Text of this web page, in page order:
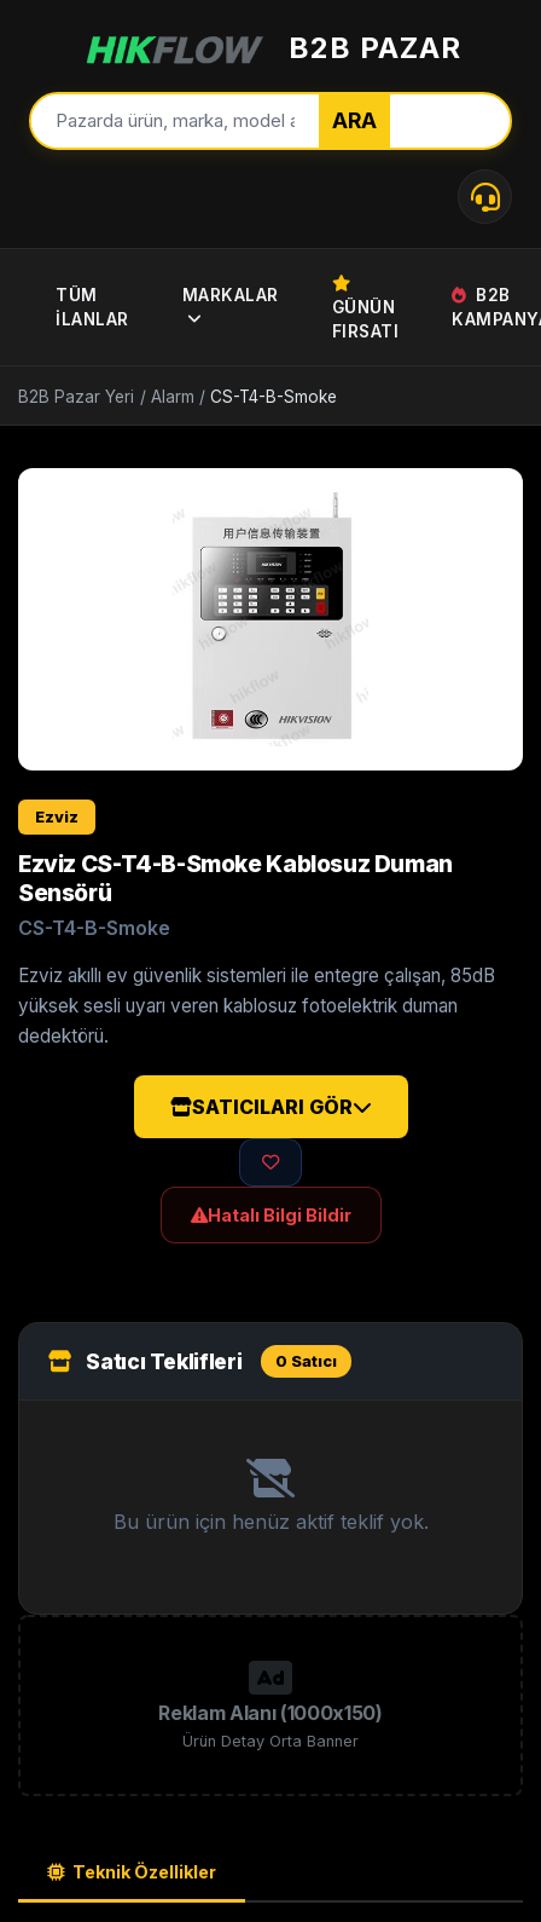
B2B PAZAR
ARA
TÜM
İLANLAR
MARKALAR
GÜNÜN
FIRSATI
B2B
B2B Pazar Yeri / Alarm / CS-T4-B-Smoke
Ezviz
Ezviz CS-T4-B-Smoke Kablosuz Duman
Sensörü
CS-T4-B-Smoke
Ezviz akıllı ev güvenlik sistemleri ile entegre çalışan, 85dB
yüksek sesli uyarı veren kablosuz fotoelektrik duman
dedektörü.
SATICILARI GÖR
Hatalı Bilgi Bildir
Satıcı Teklifleri 0 Satıcı
Bu ürün için henüz aktif teklif yok.
Reklam Alanı (1000x150)
Ürün Detay Orta Banner
Teknik Özellikler